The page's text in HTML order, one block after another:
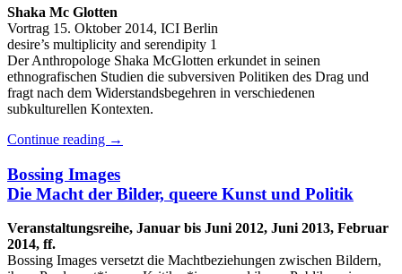
Shaka Mc Glotten
Vortrag 15. Oktober 2014, ICI Berlin
desire’s multiplicity and serendipity 1
Der Anthropologe Shaka McGlotten erkundet in seinen
ethnografischen Studien die subversiven Politiken des Drag und
fragt nach dem Widerstandsbegehren in verschiedenen
subkulturellen Kontexten.
Continue reading →
Bossing Images
Die Macht der Bilder, queere Kunst und Politik
Veranstaltungsreihe, Januar bis Juni 2012, Juni 2013, Februar
2014, ff.
Bossing Images versetzt die Machtbeziehungen zwischen Bildern,